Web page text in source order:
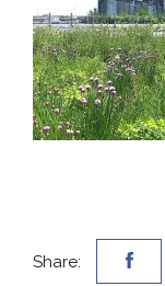
Share: